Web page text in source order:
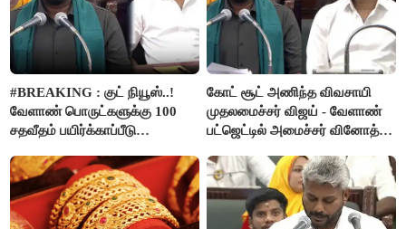
#BREAKING : குட் நியூஸ்..!
வேளாண் பொருட்களுக்கு 100
சதவீதம் பயிர்க்காப்பீடு
வினோத்..!
கோட் சூட் அணிந்த விவசாயி
முதலமைச்சர் விஜய் - வேளாண்
பட்ஜெட்டில் அமைச்சர் வினோத்